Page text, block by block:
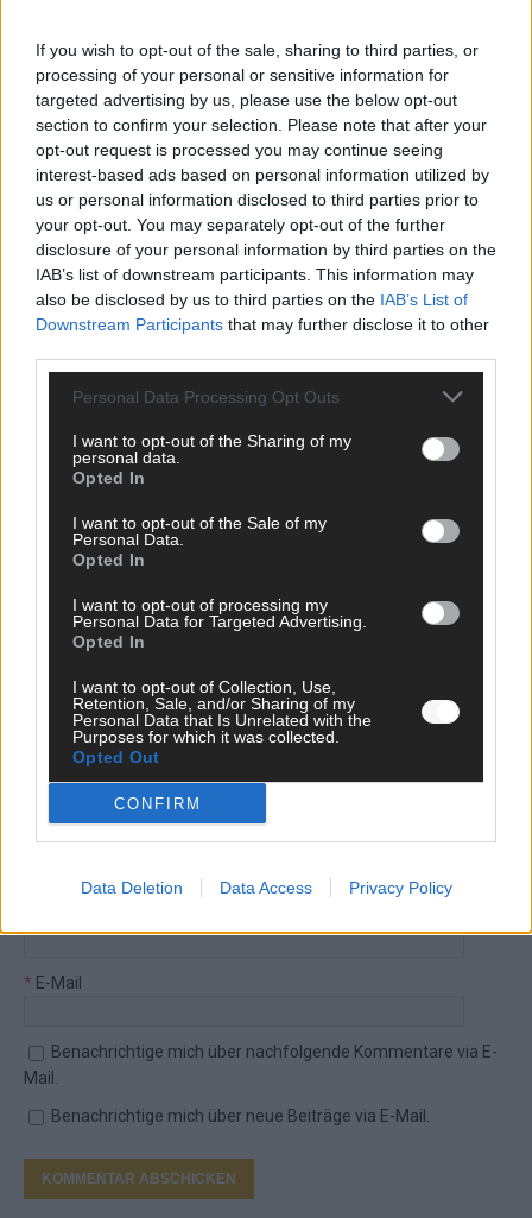
If you wish to opt-out of the sale, sharing to third parties, or
processing of your personal or sensitive information for
targeted advertising by us, please use the below opt-out
section to confirm your selection. Please note that after your
opt-out request is processed you may continue seeing
interest-based ads based on personal information utilized by
us or personal information disclosed to third parties prior to
your opt-out. You may separately opt-out of the further
disclosure of your personal information by third parties on the
IAB’s list of downstream participants. This information may
also be disclosed by us to third parties on the IAB’s List of
Downstream Participants that may further disclose it to other
Personal Data Processing Opt Outs
I want to opt-out of the Sharing of my
personal data.
Opted In
I want to opt-out of the Sale of my
Personal Data.
Opted In
I want to opt-out of processing my
Personal Data for Targeted Advertising.
Opted In
I want to opt-out of Collection, Use,
Retention, Sale, and/or Sharing of my
Personal Data that Is Unrelated with the
Purposes for which it was collected.
Opted Out
CONFIRM
Data Deletion Data Access Privacy Policy
Über Redaktion | Stuttgarter Blatt 557 Artikel
Das Stuttgarter Blatt ist eine unabhängige, digitale
Nachrichtenplattform mit Sitz in Stuttgart. Unsere Redaktion
berichtet fundiert, verständlich und aktuell über das Geschehen
in der Region, in Deutschland und der Welt. Wir verbinden
klassisches journalistisches Handwerk mit modernen
Erzählformen – klar, zuverlässig und nah an den Menschen.
Hinterlasse einen Kommentar
Wir freuen uns auf deinen Beitrag!Diskutiere mit und teile deine
Perspektive. Mit * gekennzeichnete Angaben sind Pflichtfelder.
Bitte nutze deinen Klarnamen (Vor- und Nachname) und eine
gültige E-Mail-Adresse (wird nicht veröffentlicht). Wir prüfen
jeden Kommentar kurz. Beiträge, die unsereNetiquette
respektieren, werden freigeschaltet; Hassrede, Beleidigungen,
Hetze, Spam oder Werbung werden nicht veröffentlicht. Es
gelten unsereDatenschutzvereinbarungen.
Kommentar
* E-Mail
Benachrichtige mich über nachfolgende Kommentare via E-
Mail.
Benachrichtige mich über neue Beiträge via E-Mail.